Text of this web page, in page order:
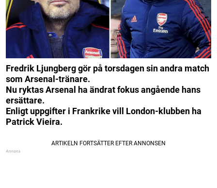
Fredrik Ljungberg gör på torsdagen sin andra match
som Arsenal-tränare.
Nu ryktas Arsenal ha ändrat fokus angående hans
ersättare.
Enligt uppgifter i Frankrike vill London-klubben ha
Patrick Vieira.